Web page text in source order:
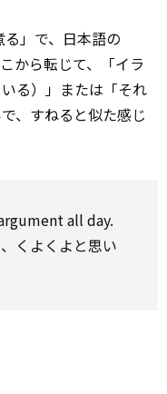
」で、日本語の
から転じて、「イラ
る）」または「それ
、すねると似た感じ
all day.
くよくよと思い